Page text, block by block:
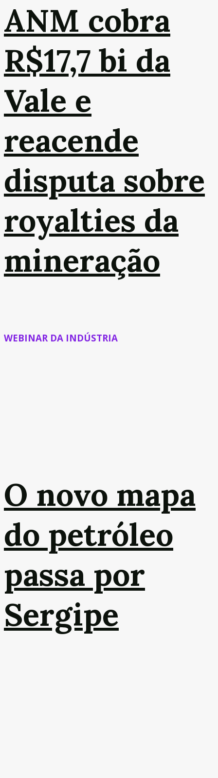
ANM cobra
R$17,7 bi da
Vale e
reacende
disputa sobre
royalties da
mineração
WEBINAR DA INDÚSTRIA
O novo mapa
do petróleo
passa por
Sergipe